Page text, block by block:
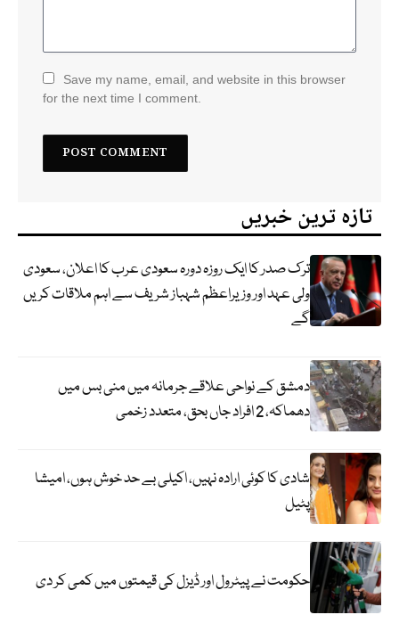
Save my name, email, and website in this browser
for the next time I comment.
تازہ ترین خبریں
ترک صدر کا ایک روزہ دورہ سعودی عرب کا اعلان، سعودی
ولی عہد اور وزیراعظم شہباز شریف سے اہم ملاقات کریں
گے
دمشق کے نواحی علاقے جرمانہ میں منی بس میں
دھماکہ، 2 افراد جاں بحق، متعدد زخمی
شادی کا کوئی ارادہ نہیں، اکیلی بے حد خوش ہوں، امیشا
پٹیل
حکومت نے پیٹرول اور ڈیزل کی قیمتوں میں کمی کر دی